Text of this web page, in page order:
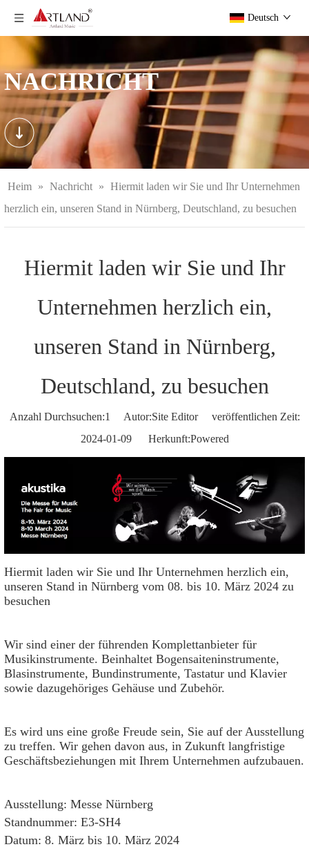
Deutsch
NACHRICHT
Heim » Nachricht » Hiermit laden wir Sie und Ihr Unternehmen
herzlich ein, unseren Stand in Nürnberg, Deutschland, zu besuchen
Hiermit laden wir Sie und Ihr
Unternehmen herzlich ein,
unseren Stand in Nürnberg,
Deutschland, zu besuchen
Anzahl Durchsuchen:1
Autor:Site Editor veröffentlichen Zeit:
2024-01-09 Herkunft:Powered
Hiermit laden wir Sie und Ihr Unternehmen herzlich ein,
unseren Stand in Nürnberg vom 08. bis 10. März 2024 zu
besuchen
Wir sind einer der führenden Komplettanbieter für
Musikinstrumente. Beinhaltet Bogensaiteninstrumente,
Blasinstrumente, Bundinstrumente, Tastatur und Klavier
sowie dazugehöriges Gehäuse und Zubehör.
Es wird uns eine große Freude sein, Sie auf der Ausstellung
zu treffen. Wir gehen davon aus, in Zukunft langfristige
Geschäftsbeziehungen mit Ihrem Unternehmen aufzubauen.
Ausstellung: Messe Nürnberg
Standnummer: E3-SH4
Datum: 8. März bis 10. März 2024